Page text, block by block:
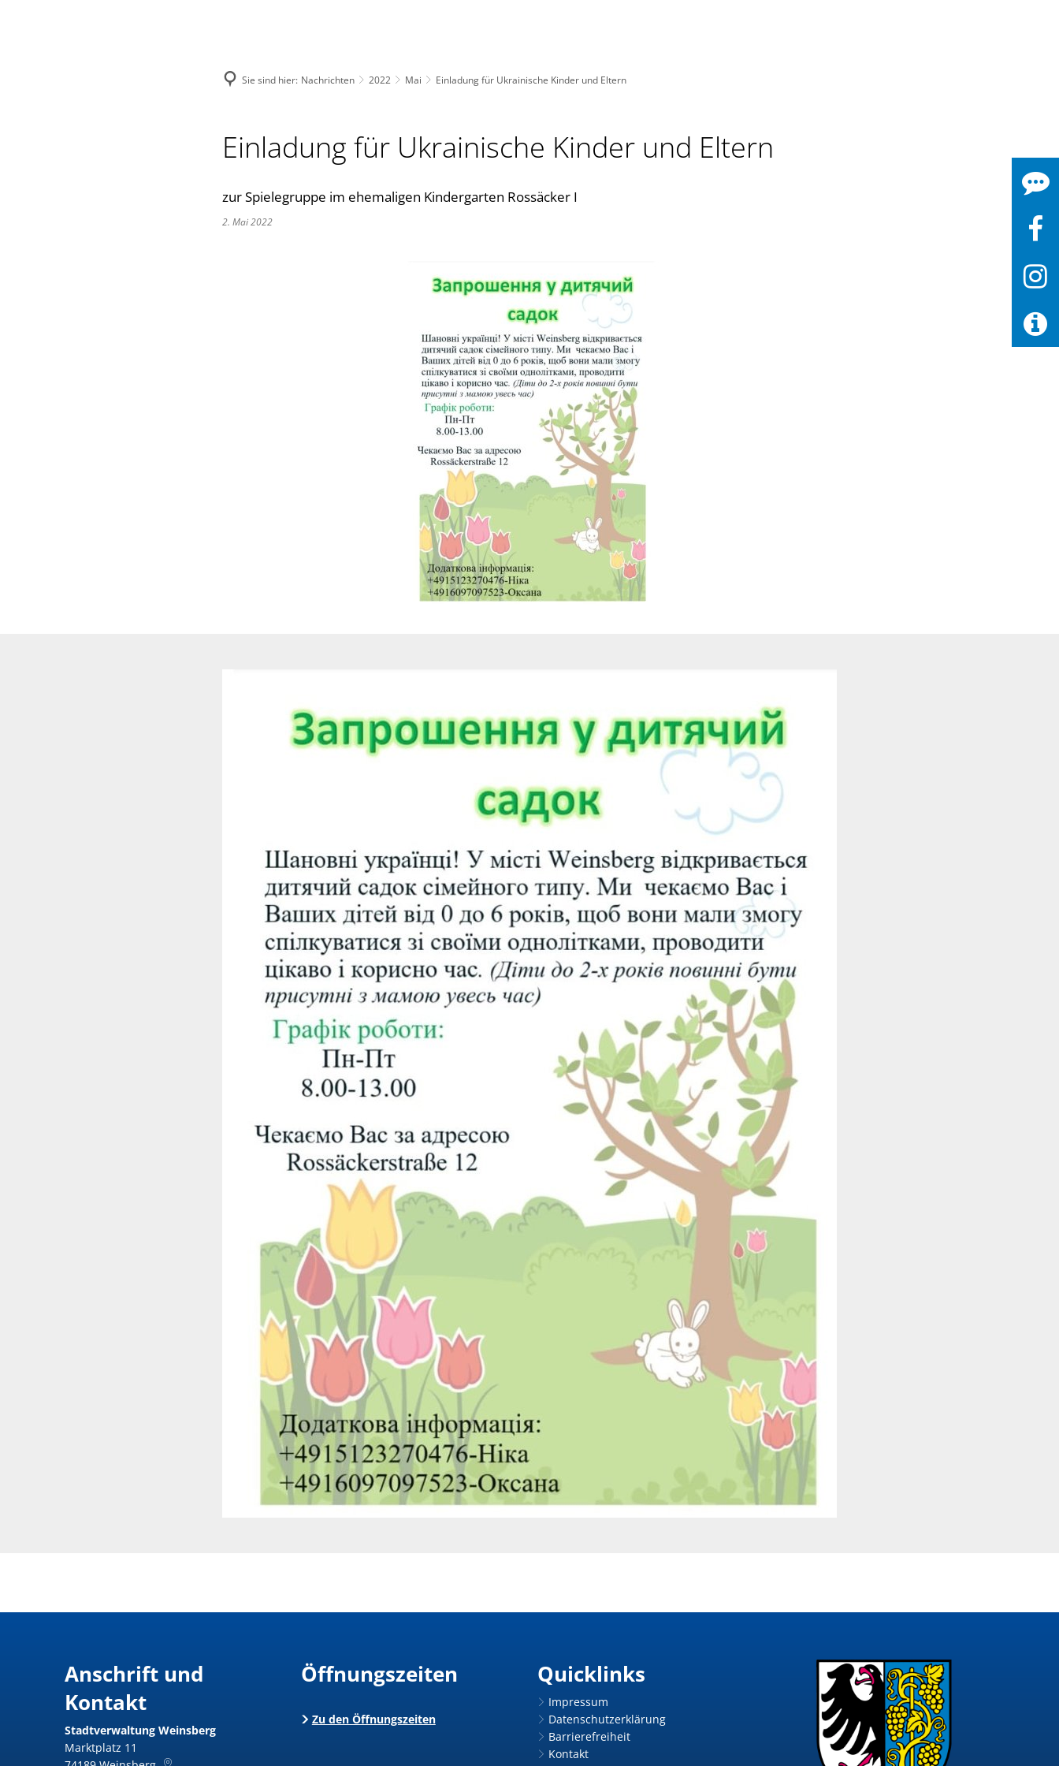
Sie sind hier: Nachrichten 2022 Mai Einladung für Ukrainische Kinder und Eltern
Einladung für Ukrainische Kinder und Eltern
zur Spielegruppe im ehemaligen Kindergarten Rossäcker I
2. Mai 2022
Anschrift und
Kontakt
Stadtverwaltung Weinsberg
Marktplatz 11
Öffnungszeiten
Zu den Öffnungszeiten
Quicklinks
Impressum
Datenschutzerklärung
Barrierefreiheit
Kontakt